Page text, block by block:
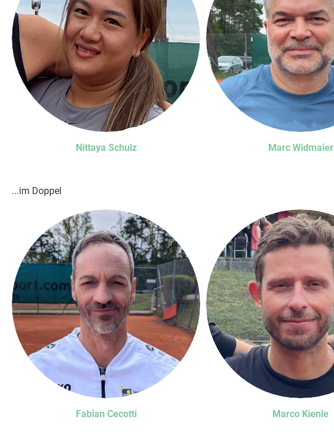
Nittaya Schulz Marc Widmaier
...im Doppel
Fabian Cecotti Marco Kienle